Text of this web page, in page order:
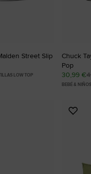
Street Slip
LOW TOP
Chuck
Pop
30,99 €
BEBÉ &
Añadir